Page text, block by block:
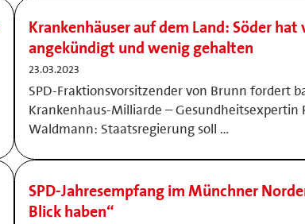
Krankenhäuser auf dem Land: Söder hat
angekündigt und wenig gehalten
23.03.2023
SPD-Fraktionsvorsitzender von Brunn fordert
Krankenhaus-Milliarde – Gesundheitsexpertin
Waldmann: Staatsregierung soll …
SPD-Jahresempfang im Münchner
Blick haben“